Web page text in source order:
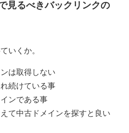
見るべきバックリンクの
いくか。
は取得しない
続けている事
ンである事
て中古ドメインを探すと良い